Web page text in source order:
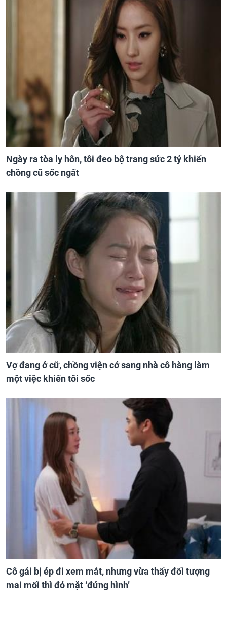
Ngày ra tòa ly hôn, tôi đeo bộ trang sức 2 tỷ khiến
chồng cũ sốc ngất
Vợ đang ở cữ, chồng viện cớ sang nhà cô hàng làm
một việc khiến tôi sốc
Cô gái bị ép đi xem mắt, nhưng vừa thấy đối tượng
mai mối thì đỏ mặt ‘đứng hình’